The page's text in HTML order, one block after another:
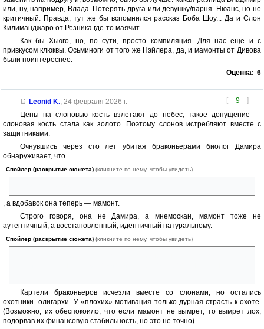
или, ну, например, Влада. Потерять друга или девушку/парня. Нюанс, но не
критичный. Правда, тут же бы вспомнился рассказ Боба Шоу... Да и Слон
Килиманджаро от Резника где-то маячит...
Как бы Хьюго, но, по сути, просто компиляция. Для нас ещё и с
привкусом клюквы. Осьминоги от того же Нэйлера, да, и мамонты от Дивова
были поинтереснее.
Оценка: 6
[ 9 ]
Leonid K., 24 февраля 2026 г.
Цены на слоновью кость взлетают до небес, такое допущение —
слоновая кость стала как золото. Поэтому слонов истребляют вместе с
защитниками.
Очнувшись через сто лет убитая браконьерами биолог Дамира
обнаруживает, что
Спойлер (раскрытие сюжета) (кликните по нему, чтобы увидеть)
, а вдобавок она теперь — мамонт.
Строго говоря, она не Дамира, а мнемоскан, мамонт тоже не
аутентичный, а восстановленный, идентичный натуральному.
Спойлер (раскрытие сюжета) (кликните по нему, чтобы увидеть)
Картели браконьеров исчезли вместе со слонами, но остались
охотники -олигархи. У «плохих» мотивация только дурная страсть к охоте.
(Возможно, их обеспокоило, что если мамонт не вымрет, то вымрет лох,
подорвав их финансовую стабильность, но это не точно).